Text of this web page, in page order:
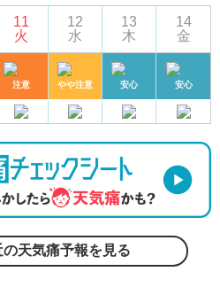
11
火
注意
12
水
やや注意
13
木
安心
14
金
安心
天気痛予報を見る